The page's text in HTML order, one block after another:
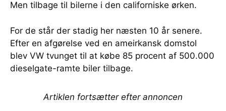
Men tilbage til bilerne i den californiske ørken.
For de står der stadig her næsten 10 år senere.
Efter en afgørelse ved en ameirkansk domstol
blev VW tvunget til at købe 85 procent af 500.000
dieselgate-ramte biler tilbage.
Artiklen fortsætter efter annoncen